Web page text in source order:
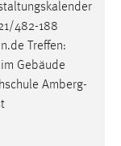
482-188
Treffen:
im Gebäude
Amberg-